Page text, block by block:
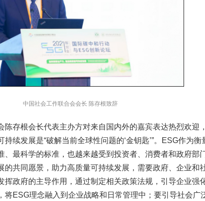
中国社会工作联合会会长 陈存根致辞
陈存根会长代表主办方对来自国内外的嘉宾表达热烈欢迎
续发展是“破解当前全球性问题的‘金钥匙’”。ESG作为衡
、最科学的标准，也越来越受到投资者、消费者和政府部
的共同愿景，助力高质量可持续发展，需要政府、企业和
挥政府的主导作用，通过制定相关政策法规，引导企业强
将ESG理念融入到企业战略和日常管理中；要引导社会广